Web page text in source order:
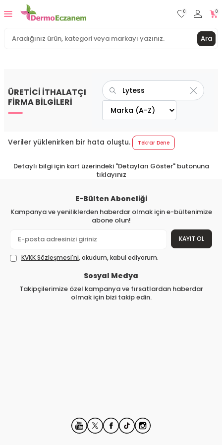
Ara
0 0
ÜRETİCİ İTHALATÇI
FİRMA BİLGİLERİ
Veriler yüklenirken bir hata oluştu. Tekrar Dene
Detaylı bilgi için kart üzerindeki "Detayları Göster" butonuna
tıklayınız
E-Bülten Aboneliği
Kampanya ve yeniliklerden haberdar olmak için e-bültenimize
abone olun!
KAYIT OL
KVKK Sözleşmesi'ni, okudum, kabul ediyorum.
Sosyal Medya
Takipçilerimize özel kampanya ve fırsatlardan haberdar
olmak için bizi takip edin.